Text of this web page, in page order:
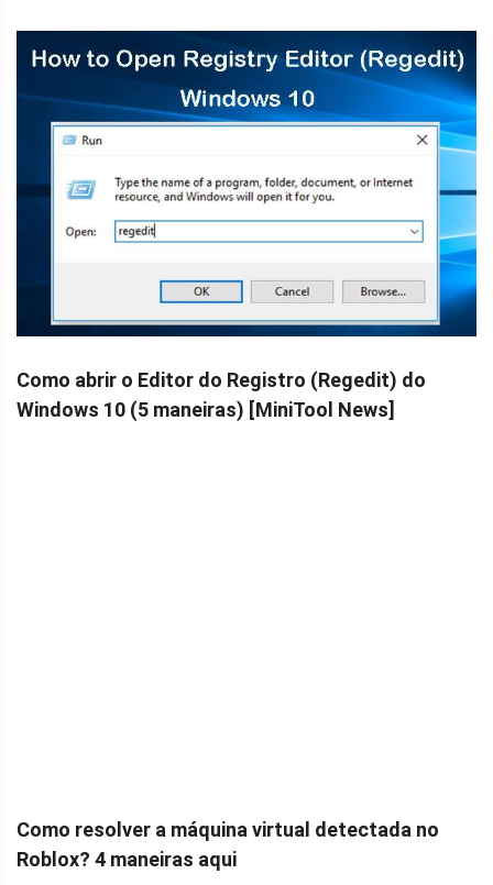
Como abrir o Editor do Registro (Regedit) do
Windows 10 (5 maneiras) [MiniTool News]
Como resolver a máquina virtual detectada no
Roblox? 4 maneiras aqui